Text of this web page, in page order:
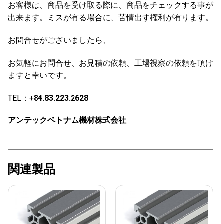
お客様は、商品を受け取る際に、商品をチェックする事が
出来ます。ミスが有る場合に、苦情出す権利が有ります。
お問合せがございましたら、
お気軽にお問合せ、お見積の依頼、工場視察の依頼を頂け
ますと幸いです。
TEL：+84.83.223.2628
アンテックベトナム機材株式会社
関連製品